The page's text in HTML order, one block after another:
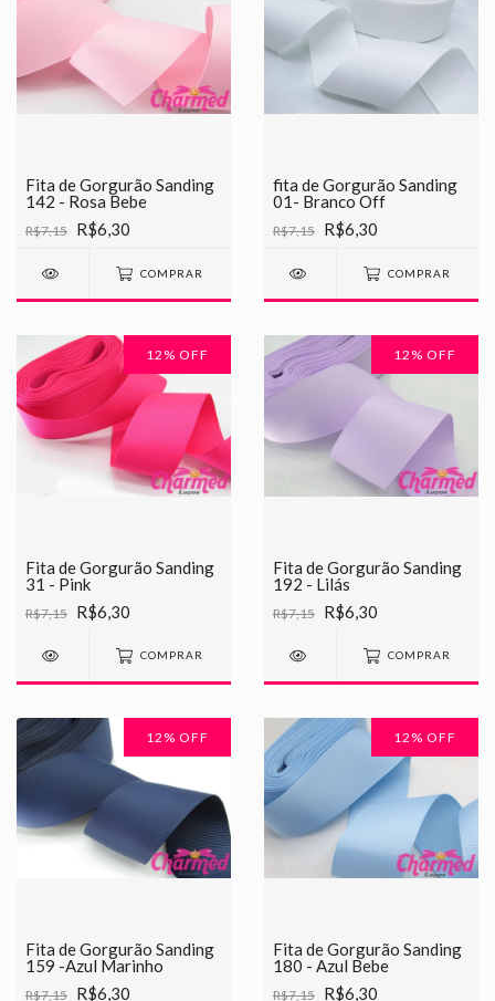
Fita de Gorgurão Sanding
142 - Rosa Bebe
R$7,15 R$6,30
COMPRAR
fita de Gorgurão Sanding
01- Branco Off
R$7,15 R$6,30
COMPRAR
12 % OFF
Fita de Gorgurão Sanding
31 - Pink
R$7,15 R$6,30
COMPRAR
12 % OFF
Fita de Gorgurão Sanding
192 - Lilás
R$7,15 R$6,30
COMPRAR
12 % OFF
Fita de Gorgurão Sanding
159 -Azul Marinho
R$7,15 R$6,30
12 % OFF
Fita de Gorgurão Sanding
180 - Azul Bebe
R$7,15 R$6,30